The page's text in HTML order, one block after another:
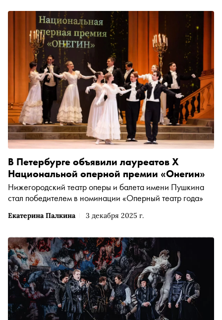
Екатерина Палкина 3 декабря 2025 г.
В Петербурге объявили лауреатов X
Национальной оперной премии «Онегин»
Нижегородский театр оперы и балета имени Пушкина
стал победителем в номинации «Оперный театр года»